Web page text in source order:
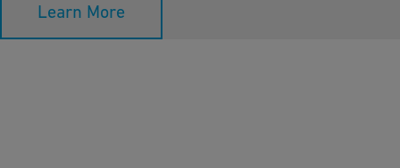
Learn More